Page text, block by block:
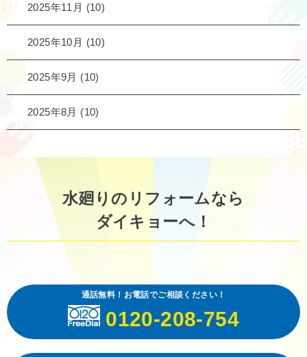
2025年11月 (10)
2025年10月 (10)
2025年9月 (10)
2025年8月 (10)
水廻りのリフォームなら
ダイキョーへ！
通話無料！お電話でご相談ください！
0120-208-754